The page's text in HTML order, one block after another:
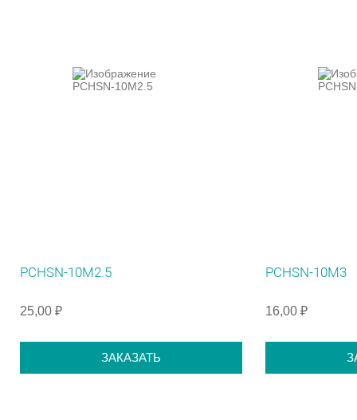
PCHSN-10M2.5
25,00 ₽
ЗАКАЗАТЬ
PCHSN-10M3
16,00 ₽